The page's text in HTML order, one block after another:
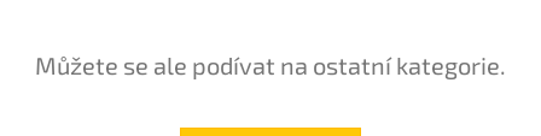
Můžete se ale podívat na ostatní kategorie.